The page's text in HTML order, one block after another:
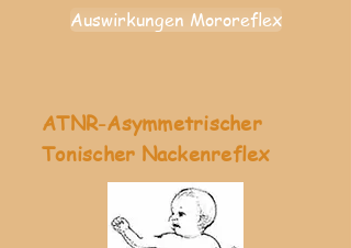
Auswirkungen Mororeflex
ATNR-Asymmetrischer
Tonischer Nackenreflex